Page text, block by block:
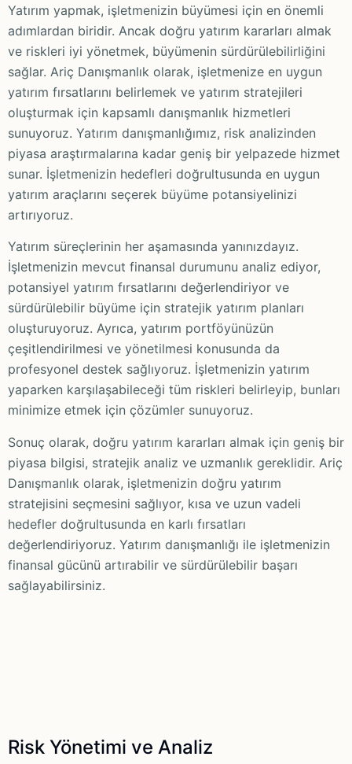
Yatırım yapmak, işletmenizin büyümesi için en önemli
adımlardan biridir. Ancak doğru yatırım kararları almak
ve riskleri iyi yönetmek, büyümenin sürdürülebilirliğini
sağlar. Ariç Danışmanlık olarak, işletmenize en uygun
yatırım fırsatlarını belirlemek ve yatırım stratejileri
oluşturmak için kapsamlı danışmanlık hizmetleri
sunuyoruz. Yatırım danışmanlığımız, risk analizinden
piyasa araştırmalarına kadar geniş bir yelpazede hizmet
sunar. İşletmenizin hedefleri doğrultusunda en uygun
yatırım araçlarını seçerek büyüme potansiyelinizi
artırıyoruz.
Yatırım süreçlerinin her aşamasında yanınızdayız.
İşletmenizin mevcut finansal durumunu analiz ediyor,
potansiyel yatırım fırsatlarını değerlendiriyor ve
sürdürülebilir büyüme için stratejik yatırım planları
oluşturuyoruz. Ayrıca, yatırım portföyünüzün
çeşitlendirilmesi ve yönetilmesi konusunda da
profesyonel destek sağlıyoruz. İşletmenizin yatırım
yaparken karşılaşabileceği tüm riskleri belirleyip, bunları
minimize etmek için çözümler sunuyoruz.
Sonuç olarak, doğru yatırım kararları almak için geniş bir
piyasa bilgisi, stratejik analiz ve uzmanlık gereklidir. Ariç
Danışmanlık olarak, işletmenizin doğru yatırım
stratejisini seçmesini sağlıyor, kısa ve uzun vadeli
hedefler doğrultusunda en karlı fırsatları
değerlendiriyoruz. Yatırım danışmanlığı ile işletmenizin
finansal gücünü artırabilir ve sürdürülebilir başarı
sağlayabilirsiniz.
Risk Yönetimi ve Analiz